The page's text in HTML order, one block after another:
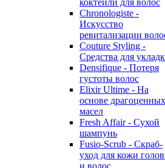
коктейли для волос
Chronologiste -
Искусство
ревитализации
Couture Styling -
Средства для
Densifique - Потеря
густоты волос
Elixir Ultime - На
основе драгоценных
масел
Fresh Affair - Сухой
шампунь
Fusio-Scrub - Скраб-
уход для кожи
и волос